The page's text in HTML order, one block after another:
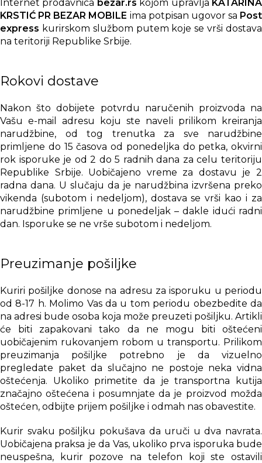
Internet prodavnica bezar.rs kojom upravlja KATARINA
KRSTIĆ PR BEZAR MOBILE ima potpisan ugovor sa Post
express kurirskom službom putem koje se vrši dostava
na teritoriji Republike Srbije.
Rokovi dostave
Nakon što dobijete potvrdu naručenih proizvoda na
Vašu e-mail adresu koju ste naveli prilikom kreiranja
narudžbine, od tog trenutka za sve narudžbine
primljene do 15 časova od ponedeljka do petka, okvirni
rok isporuke je od 2 do 5 radnih dana za celu teritoriju
Republike Srbije. Uobičajeno vreme za dostavu je 2
radna dana. U slučaju da je narudžbina izvršena preko
vikenda (subotom i nedeljom), dostava se vrši kao i za
narudžbine primljene u ponedeljak – dakle idući radni
dan. Isporuke se ne vrše subotom i nedeljom.
Preuzimanje pošiljke
Kuriri pošiljke donose na adresu za isporuku u periodu
od 8-17 h. Molimo Vas da u tom periodu obezbedite da
na adresi bude osoba koja može preuzeti pošiljku. Artikli
će biti zapakovani tako da ne mogu biti oštećeni
uobičajenim rukovanjem robom u transportu. Prilikom
preuzimanja pošiljke potrebno je da vizuelno
pregledate paket da slučajno ne postoje neka vidna
oštećenja. Ukoliko primetite da je transportna kutija
značajno oštećena i posumnjate da je proizvod možda
oštećen, odbijte prijem pošiljke i odmah nas obavestite.
Kurir svaku pošiljku pokušava da uruči u dva navrata.
Uobičajena praksa je da Vas, ukoliko prva isporuka bude
neuspešna, kurir pozove na telefon koji ste ostavili